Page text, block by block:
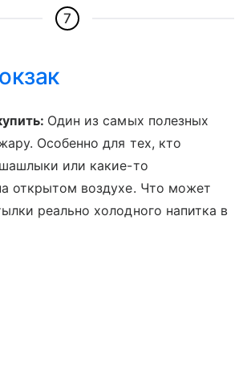
7
Один из самых полезных
Особенно для тех, кто
или какие-то
открытом воздухе. Что может
реально холодного напитка в